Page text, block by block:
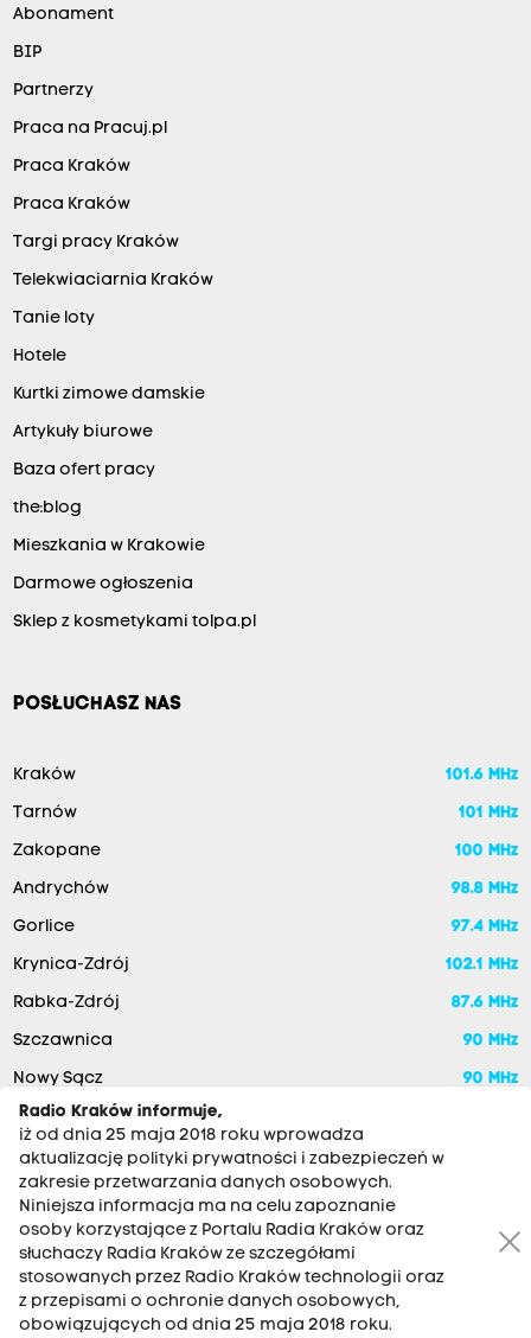
Abonament
BIP
Partnerzy
Praca na Pracuj.pl
Praca Kraków
Praca Kraków
Targi pracy Kraków
Telekwiaciarnia Kraków
Tanie loty
Hotele
Kurtki zimowe damskie
Artykuły biurowe
Baza ofert pracy
the:blog
Mieszkania w Krakowie
Darmowe ogłoszenia
Sklep z kosmetykami tolpa.pl
POSŁUCHASZ NAS
Kraków 101.6 MHz
Tarnów 101 MHz
Zakopane 100 MHz
Andrychów 98.8 MHz
Gorlice 97.4 MHz
Krynica-Zdrój 102.1 MHz
Rabka-Zdrój 87.6 MHz
Szczawnica 90 MHz
Nowy Sącz 90 MHz
RADIO KRAKÓW SA. Aleja Juliusza Słowackiego 22, 30-007
Kraków
Radio Kraków informuje,
iż od dnia 25 maja 2018 roku wprowadza
aktualizację polityki prywatności i zabezpieczeń w
zakresie przetwarzania danych osobowych.
Niniejsza informacja ma na celu zapoznanie
osoby korzystające z Portalu Radia Kraków oraz
słuchaczy Radia Kraków ze szczegółami
stosowanych przez Radio Kraków technologii oraz
z przepisami o ochronie danych osobowych,
obowiązujących od dnia 25 maja 2018 roku.